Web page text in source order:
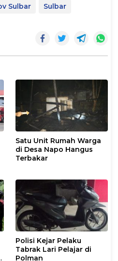
Sulbar Sulbar
Satu Unit Rumah Warga
di Desa Napo Hangus
Terbakar
Polisi Kejar Pelaku
Tabrak Lari Pelajar di
Polman